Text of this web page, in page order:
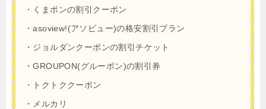
・くまポンの割引クーポン
・asoview!(アソビュー)の格安割引プラン
・ジョルダンクーポンの割引チケット
・GROUPON(グルーポン)の割引券
・トクトククーポン
・メルカリ